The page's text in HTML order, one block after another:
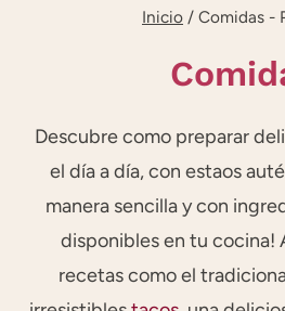
Inicio / Comidas -
Descubre como preparar
el día a día, con estaos
manera sencilla y con
disponibles en tu cocina!
recetas como el